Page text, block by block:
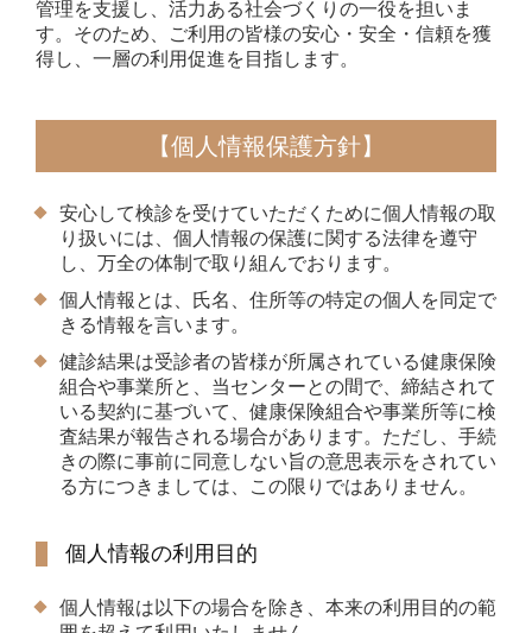
管理を支援し、活力ある社会づくりの一役を担いま
す。そのため、ご利用の皆様の安心・安全・信頼を獲
得し、一層の利用促進を目指します。
【個人情報保護方針】
安心して検診を受けていただくために個人情報の取
り扱いには、個人情報の保護に関する法律を遵守
し、万全の体制で取り組んでおります。
個人情報とは、氏名、住所等の特定の個人を同定で
きる情報を言います。
健診結果は受診者の皆様が所属されている健康保険
組合や事業所と、当センターとの間で、締結されて
いる契約に基づいて、健康保険組合や事業所等に検
査結果が報告される場合があります。ただし、手続
きの際に事前に同意しない旨の意思表示をされてい
る方につきましては、この限りではありません。
個人情報の利用目的
個人情報は以下の場合を除き、本来の利用目的の範